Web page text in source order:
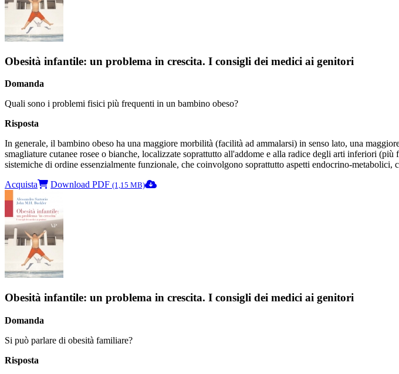
Obesità infantile: un problema in crescita. I consigli dei medici ai genitori
Domanda
Quali sono i problemi fisici più frequenti in un bambino obeso?
Risposta
In generale, il bambino obeso ha una maggiore morbilità (facilità ad ammalarsi) in senso lato, una
smagliature cutanee rosee o bianche, localizzate soprattutto all'addome e alla radice degli arti inferiori
sistemiche di ordine essenzialmente funzionale, che coinvolgono soprattutto aspetti endocrino-
Acquista
Download PDF (1,15 MB)
Obesità infantile: un problema in crescita. I consigli dei medici ai genitori
Domanda
Si può parlare di obesità familiare?
Risposta